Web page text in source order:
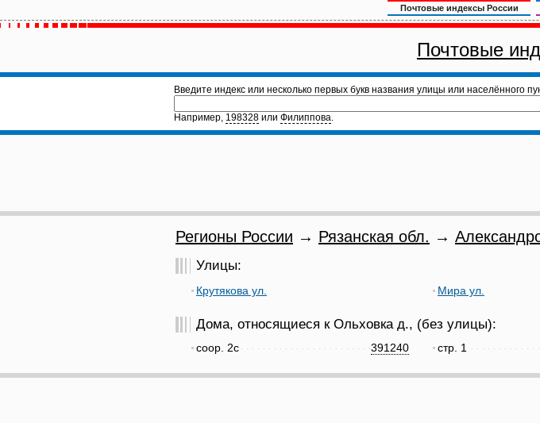
Почтовые индексы России
Почтовые
Введите индекс или несколько первых букв названия улицы или населённого
Например, 198328 или Филиппова.
Регионы России → Рязанская обл. →
Улицы:
Крутякова ул. Мира ул.
Дома, относящиеся к Ольховка д., (без улицы):
391240
соор. 2с стр. 1